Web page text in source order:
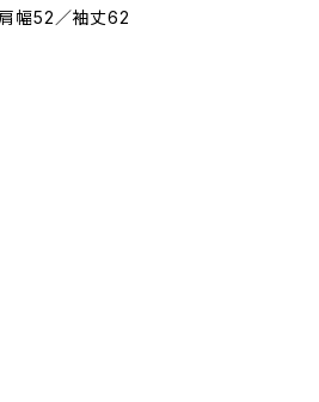
幅52／袖丈62